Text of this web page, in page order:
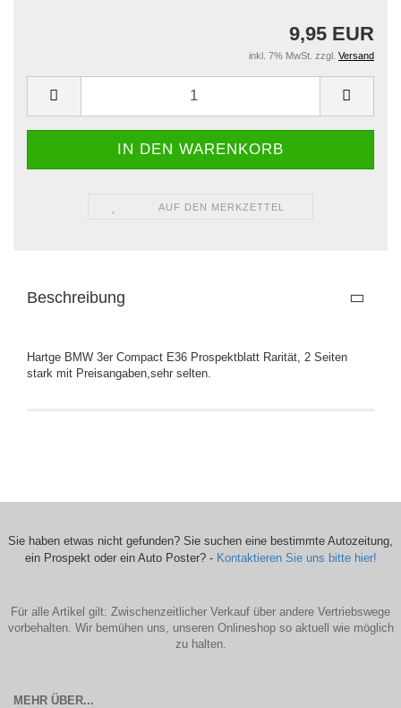
9,95 EUR
inkl. 7% MwSt. zzgl. Versand
AUF DEN MERKZETTEL
Beschreibung
Hartge BMW 3er Compact E36 Prospektblatt Rarität, 2 Seiten
stark mit Preisangaben,sehr selten.
Sie haben etwas nicht gefunden? Sie suchen eine bestimmte Autozeitung,
ein Prospekt oder ein Auto Poster? - Kontaktieren Sie uns bitte hier!
Für alle Artikel gilt: Zwischenzeitlicher Verkauf über andere Vertriebswege
vorbehalten. Wir bemühen uns, unseren Onlineshop so aktuell wie möglich
zu halten.
MEHR ÜBER...